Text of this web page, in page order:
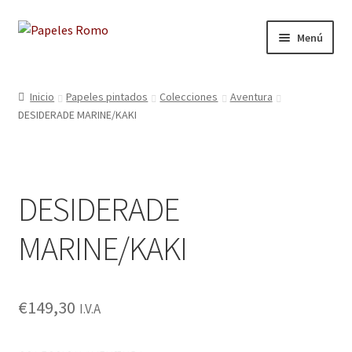
Ir
Ir
Menú
Aviso legal
Carrito
Colecciones
Inicio Papeles pintados Colecciones
Aventura
DESIDERADE MARINE/KAKI
DESIDERADE
MARINE/KAKI
€149,30 I.V.A